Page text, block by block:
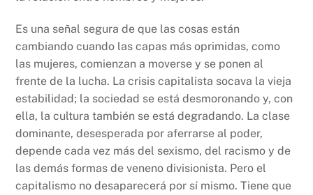
Es una señal segura de que las cosas están
cambiando cuando las capas más oprimidas, como
las mujeres, comienzan a moverse y se ponen al
frente de la lucha. La crisis capitalista socava la vieja
estabilidad; la sociedad se está desmoronando y, con
ella, la cultura también se está degradando. La clase
dominante, desesperada por aferrarse al poder,
depende cada vez más del sexismo, del racismo y de
las demás formas de veneno divisionista. Pero el
capitalismo no desaparecerá por sí mismo. Tiene que